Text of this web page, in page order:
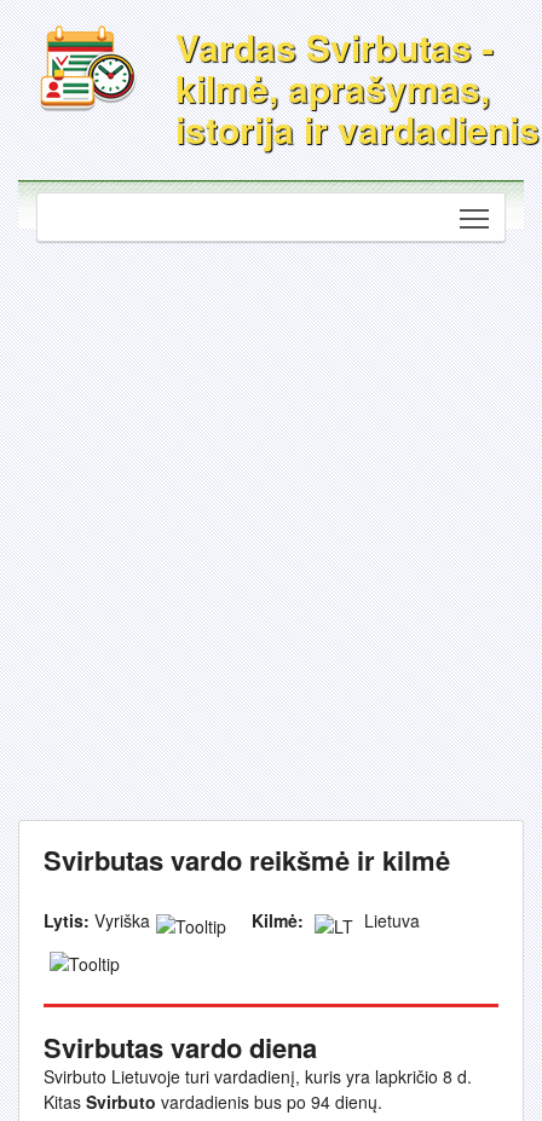
Vardas Svirbutas -
kilmė, aprašymas,
istorija ir vardadienis
Svirbutas vardo reikšmė ir kilmė
Lytis: Vyriška Kilmė: Lietuva
Svirbutas vardo diena
Svirbuto Lietuvoje turi vardadienį, kuris yra lapkričio 8 d.
Kitas Svirbuto vardadienis bus po 94 dienų.